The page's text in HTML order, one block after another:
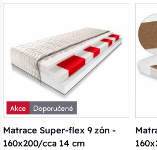
Akce
Doporučené
Matrace Super-flex 9 zón -
160x200/cca 14 cm